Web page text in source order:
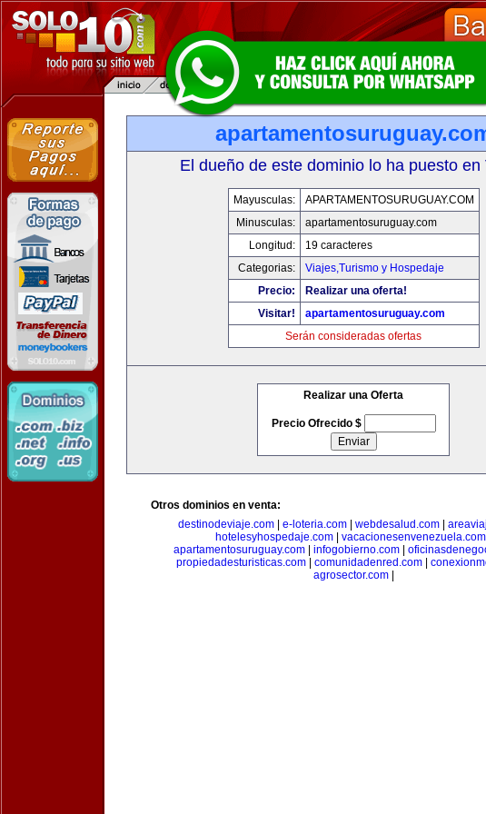
El dueño de este dominio lo ha puesto en
Mayusculas:
APARTAMENTOSURUGUAY.COM
Minusculas:
apartamentosuruguay.com
Longitud:
19 caracteres
Categorias:
Viajes,Turismo y Hospedaje
Precio:
Realizar una oferta!
Visitar!
apartamentosuruguay.com
Serán consideradas ofertas
Realizar una Oferta
Precio Ofrecido $
Otros dominios en venta:
destinodeviaje.com
e-loteria.com webdesalud.com
hotelesyhospedaje.com
vacacionesenvenezuela.com
apartamentosuruguay.com
infogobierno.com
propiedadesturisticas.com| comunidadenred.com|
agrosector.com|